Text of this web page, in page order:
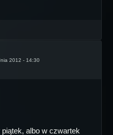
2012 - 14:30
piątek, albo w czwartek